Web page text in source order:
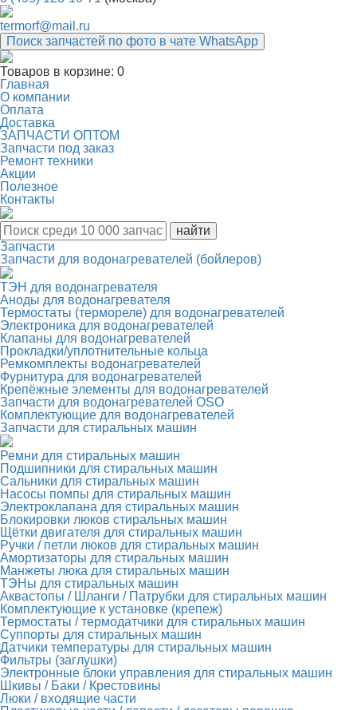
termorf@mail.ru
Поиск запчастей по фото в чате WhatsApp
Товаров в корзине: 0
Главная
О компании
Оплата
Доставка
ЗАПЧАСТИ ОПТОМ
Запчасти под заказ
Ремонт техники
Акции
Полезное
Контакты
Запчасти
Запчасти для водонагревателей (бойлеров)
ТЭН для водонагревателя
Аноды для водонагревателя
Термостаты (термореле) для водонагревателей
Электроника для водонагревателей
Клапаны для водонагревателей
Прокладки/уплотнительные кольца
Ремкомплекты водонагревателей
Фурнитура для водонагревателей
Крепёжные элементы для водонагревателей
Запчасти для водонагревателей OSO
Комплектующие для водонагревателей
Запчасти для стиральных машин
Ремни для стиральных машин
Подшипники для стиральных машин
Сальники для стиральных машин
Насосы помпы для стиральных машин
Электроклапана для стиральных машин
Блокировки люков стиральных машин
Щётки двигателя для стиральных машин
Ручки / петли люков для стиральных машин
Амортизаторы для стиральных машин
Манжеты люка для стиральных машин
ТЭНы для стиральных машин
Аквастопы / Шланги / Патрубки для стиральных машин
Комплектующие к установке (крепеж)
Термостаты / термодатчики для стиральных машин
Суппорты для стиральных машин
Датчики температуры для стиральных машин
Фильтры (заглушки)
Электронные блоки управления для стиральных машин
Шкивы / Баки / Крестовины
Люки / входящие части